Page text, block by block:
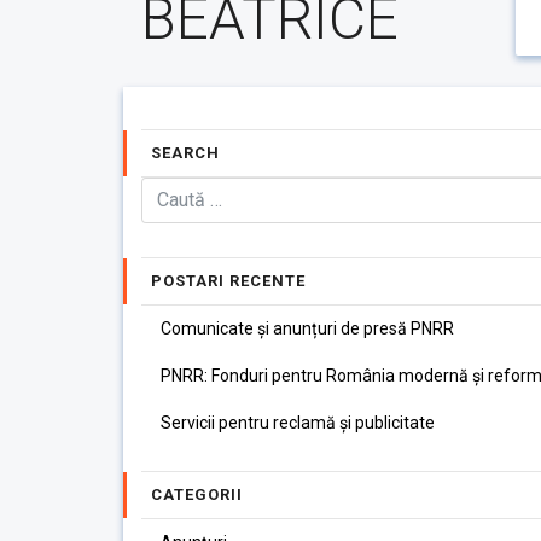
BEATRICE
SEARCH
POSTARI RECENTE
Comunicate și anunțuri de presă PNRR
PNRR: Fonduri pentru România modernă și
Servicii pentru reclamă și publicitate
CATEGORII